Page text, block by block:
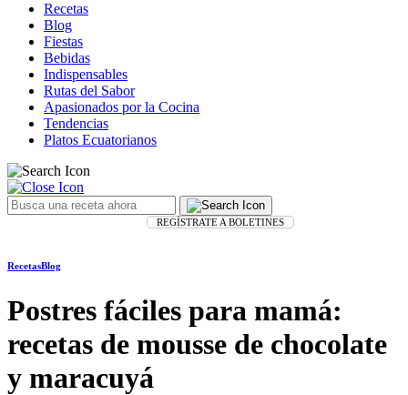
Recetas
Blog
Fiestas
Bebidas
Indispensables
Rutas del Sabor
Apasionados por la Cocina
Tendencias
Platos Ecuatorianos
REGÍSTRATE A BOLETINES
RecetasBlog
Postres fáciles para mamá:
recetas de mousse de chocolate
y maracuyá